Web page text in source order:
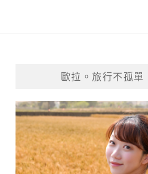
歐拉。旅行不孤單